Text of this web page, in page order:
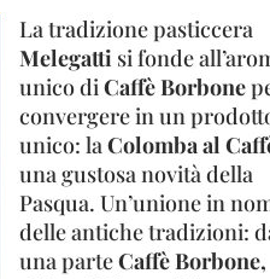
La tradizione pasticcera
Melegattisi fonde
unico diCaffè Borbone
convergere in un
unico: laColomba al
una gustosa novità della
Pasqua. Un’unione in
delle antiche tradizioni:
una parteCaffè Borbone,